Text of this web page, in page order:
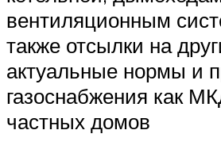
вентиляционным
также отсылки на
актуальные нормы и
газоснабжения как
частных домов